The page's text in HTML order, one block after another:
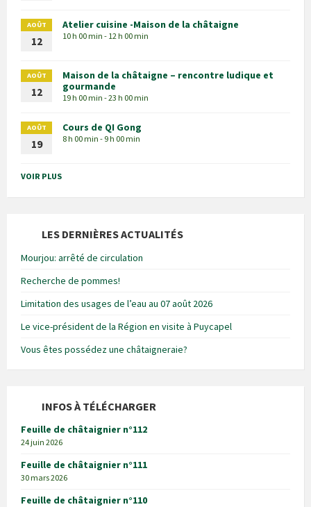
AOÛT
12
Atelier cuisine -Maison de la châtaigne
10 h 00 min - 12 h 00 min
AOÛT
12
Maison de la châtaigne – rencontre ludique et
gourmande
19 h 00 min - 23 h 00 min
AOÛT
19
Cours de QI Gong
8 h 00 min - 9 h 00 min
VOIR PLUS
LES DERNIÈRES ACTUALITÉS
Mourjou: arrêté de circulation
Recherche de pommes!
Limitation des usages de l’eau au 07 août 2026
Le vice-président de la Région en visite à Puycapel
Vous êtes possédez une châtaigneraie?
INFOS À TÉLÉCHARGER
Feuille de châtaignier n°112
24 juin 2026
Feuille de châtaignier n°111
30 mars 2026
Feuille de châtaignier n°110